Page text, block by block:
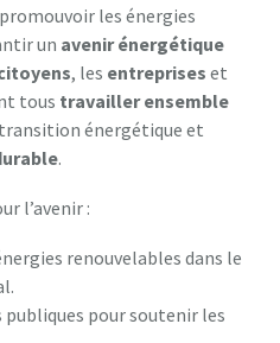
les énergies
un avenir énergétique
, les entreprises et
tous travailler ensemble
énergétique et
.
l’avenir :
renouvelables dans le
pour soutenir les